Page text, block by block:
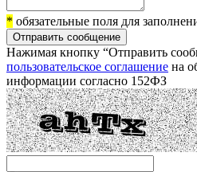
* обязательные поля для
Отправить сообщение
Нажимая кнопку “Отправить
пользовательское соглашение на
информации согласно 152ФЗ